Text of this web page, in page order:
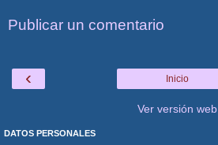
Publicar un comentario
‹ Inicio
Ver versión web
DATOS PERSONALES